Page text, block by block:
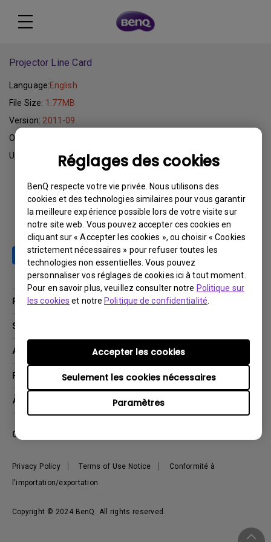
Réglages des cookies
BenQ respecte votre vie privée. Nous utilisons des
cookies et des technologies similaires pour vous garantir
la meilleure expérience possible lors de votre visite sur
notre site web. Vous pouvez accepter ces cookies en
cliquant sur « Accepter les cookies », ou choisir « Cookies
strictement nécessaires » pour refuser toutes les
technologies non essentielles. Vous pouvez
personnaliser vos réglages de cookies ici à tout moment.
Pour en savoir plus, veuillez consulter notre Politique sur
les cookies et notrePolitique de confidentialité
Paramètres
Seulement les cookies nécessaires
Accepter les cookies
Projector Line Card
Language:English
File Size: 1.77MB
Version: 2011-09
Operating System:
Update:
2011-10-03
Download
Produits
Moniteurs
Solutions
Assistance Technique
Contactez-nous
Download Search
Ressources
Deal Registration
À propos de BenQ
Développement durable
Copyright © 2024 BenQ. All rights reserved.
Privacy Policy Terms of Use Notice
Conformité à
l'importation/exportation
Canada - Français